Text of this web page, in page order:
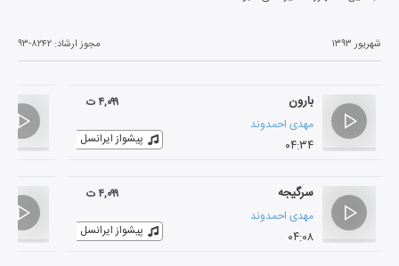
شهریور ۱۳۹۳ مجوز ارشاد: ۹۳-۸۲۴۲
بارون
مهدی احمدوند
۰۴:۳۴
۴,۰۹۹ ت
پیشواز ایرانسل
سرگیجه
مهدی احمدوند
۰۴:۰۸
۴,۰۹۹ ت
پیشواز ایرانسل